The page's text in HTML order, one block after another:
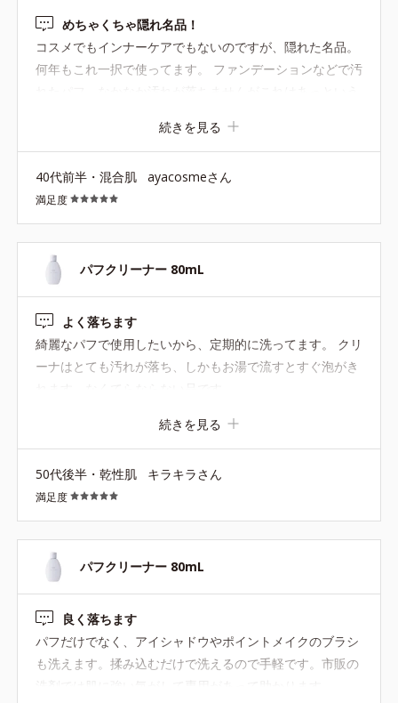
めちゃくちゃ隠れ名品！
コスメでもインナーケアでもないのですが、隠れた名品。
何年もこれ一択で使ってます。 ファンデーションなどで汚
乾いたパフに染み込ませ馴染ませてすすぐだけであっとい
う間にパフの汚れはどこへ？というくらい綺麗になりま
す。 なかなか汚れが落ちないとパフも洗うのに力を入れて
しまい買い替えが早まってしまいがちですが、これだとパ
フそのものに普段がかからず長持ちしてくれる点もお気に
入りです♪
続きを見る
40代前半・混合肌 ayacosmeさん
満足度
パフクリーナー 80mL
よく落ちます
綺麗なパフで使用したいから、定期的に洗ってます。 クリ
ーナはとても汚れが落ち、しかもお湯で流すとすぐ泡がき
続きを見る
50代後半・乾性肌 キラキラさん
満足度
パフクリーナー 80mL
良く落ちます
パフだけでなく、アイシャドウやポイントメイクのブラシ
も洗えます。揉み込むだけで洗えるので手軽です。市販の